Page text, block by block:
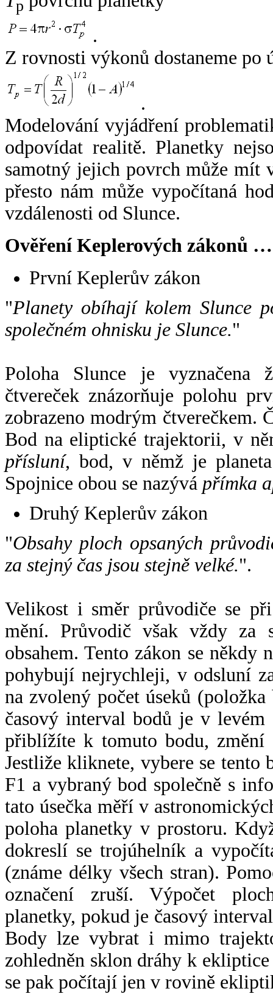
p
.
Z rovnosti výkonů dostaneme po
.
Modelování vyjádření
odpovídat realitě. Planetky
samotný jejich povrch může mít
přesto nám může vypočítaná
vzdálenosti od Slunce.
Ověření Keplerových zákonů …
První Keplerův zákon
"Planety obíhají kolem Slunce
společném ohnisku je Slunce."
Poloha Slunce je vyznačena
čtvereček znázorňuje polohu
zobrazeno modrým čtverečkem.
Bod na eliptické trajektorii, v
přísluní, bod, v němž je
Spojnice obou se nazývá přímka
Druhý Keplerův zákon
"Obsahy ploch opsaných
za stejný čas jsou stejně velké.".
Velikost i směr průvodiče se
mění. Průvodič však vždy za
obsahem. Tento zákon se někdy
pohybují nejrychleji, v odsluní
na zvolený počet úseků
časový interval bodů je v
přiblížíte k tomuto bodu,
Jestliže kliknete, vybere se tento
F1 a vybraný bod společně s
tato úsečka měří v
poloha planetky v prostoru.
dokreslí se trojúhelník a
(známe délky všech stran).
označení zruší. Výpočet
planetky, pokud je časový
Body lze vybrat i mimo
zohledněn sklon dráhy k
se pak počítají jen v rovině